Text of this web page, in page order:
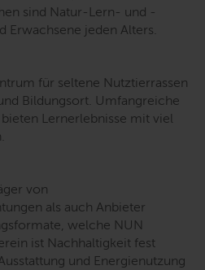
sind Natur-Lern- und -
Erwachsene jeden Alters.
für seltene Nutztierrassen
Bildungsort. Umfangreiche
Lernerlebnisse mit viel
von
als auch Anbieter
welche NUN
ist Nachhaltigkeit fest
und Energienutzung